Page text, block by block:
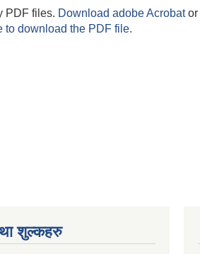
PDF files. Download adobe Acrobator
to download the PDF file.
शुल्कहरु